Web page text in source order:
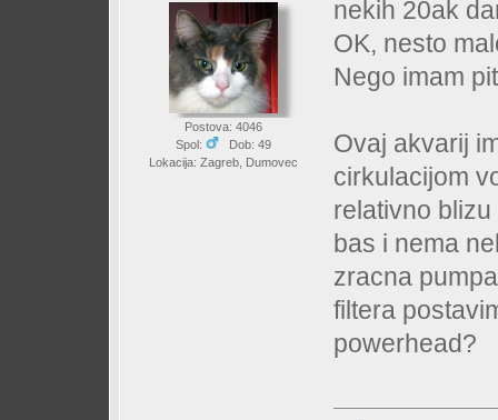
Postova: 4046
Spol:
Dob: 49
Lokacija: Zagreb, Dumovec
nekih 20ak
OK, nesto
Nego imam
Ovaj akvarij
cirkulacijom
relativno
bas i nema
zracna
filtera
powerhead?